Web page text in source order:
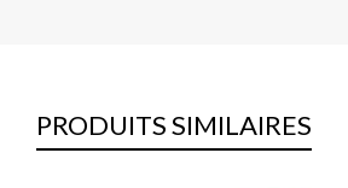
PRODUITS SIMILAIRES